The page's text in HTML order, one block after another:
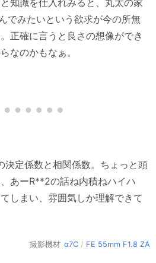
でみたいという欲求が今の所無
正確に言うと良さの想像ができ
なのかもなぁ。
決定係数と相関係数。ちょっと頭
あーR**2の話ね内積ねハイハ
しまい、雰囲気しか理解できて
撮影機材 α7C / FE 55mm F1.8 ZA